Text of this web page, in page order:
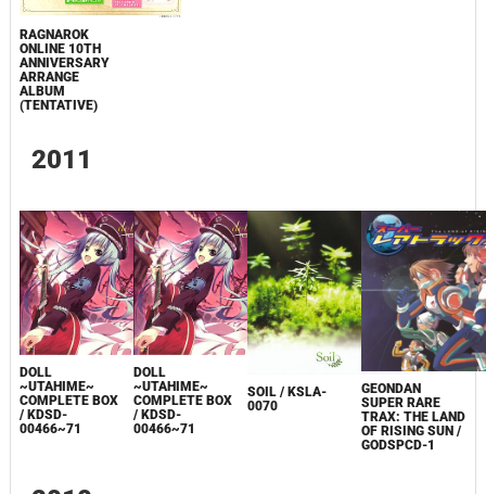
RAGNAROK
ONLINE 10TH
ANNIVERSARY
ARRANGE
ALBUM
(TENTATIVE)
2011
DOLL
~UTAHIME~
COMPLETE BOX
/ KDSD-
00466~71
DOLL
~UTAHIME~
COMPLETE BOX
/ KDSD-
00466~71
SOIL / KSLA-
0070
GEONDAN
SUPER RARE
TRAX: THE LAND
OF RISING SUN /
GODSPCD-1